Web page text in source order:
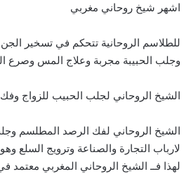
اشهر شيخ روحاني مغربي
للطلاسم الروحانية تتحكم في تسخير
وجلب الحبيبة مجربة وعلاج المس وصرع
الشيخ الروحاني لجلب الحبيب للزواج
الشيخ الروحاني لفك الرصد المطلسم
لارباب التجارة والصناعة وترويج السلع
لهذا فــ الشيخ الروحاني المغربي